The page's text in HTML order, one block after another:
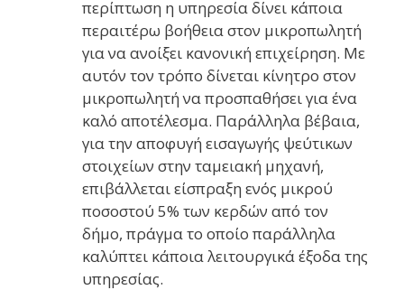
περίπτωση η υπηρεσία δίνει κάποια
περαιτέρω βοήθεια στον μικροπωλητή
για να ανοίξει κανονική επιχείρηση. Με
αυτόν τον τρόπο δίνεται κίνητρο στον
μικροπωλητή να προσπαθήσει για ένα
καλό αποτέλεσμα. Παράλληλα βέβαια,
για την αποφυγή εισαγωγής ψεύτικων
στοιχείων στην ταμειακή μηχανή,
επιβάλλεται είσπραξη ενός μικρού
ποσοστού 5% των κερδών από τον
δήμο, πράγμα το οποίο παράλληλα
καλύπτει κάποια λειτουργικά έξοδα της
υπηρεσίας.